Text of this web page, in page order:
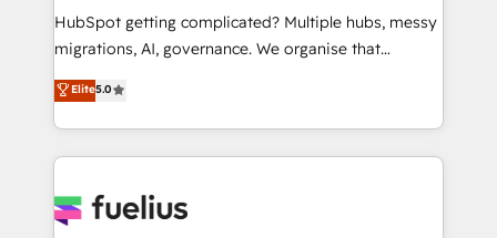
technology, professional services, financial services
and industrial sectors. Offices in Johannesburg, Cape
implementations delivered. AI visibility coverage
across ChatGPT, Claude, Perplexity, Gemini and
Innovation HubSpot Impact Award - Platform
Migration Excellence HubSpot Impact Award -
HubSpot getting complicated? Multiple hubs, messy
migrations, AI, governance. We organise that
complexity, so your team can put HubSpot to work...
Welcome to our Profile! We help with: • CRM
implementation, reports, workflows, and team
training • CRM migration from Salesforce, Pipedrive,
custom API integrations with ERP (and other
Elite5.0